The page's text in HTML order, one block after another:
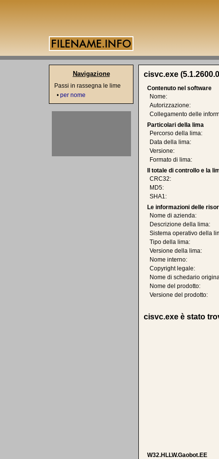
cisvc.exe
Contenuto nel software
Nome:
Autorizzazione:
Collegamento delle
Particolari della lima
Percorso della lima:
Data della lima:
Versione:
Formato di lima:
Il totale di controllo e la
CRC32:
MD5:
SHA1:
Le informazioni delle
Nome di azienda:
Descrizione della lima:
Sistema operativo della
Tipo della lima:
Versione della lima:
Nome interno:
Copyright legale:
Nome di schedario
Nome del prodotto:
Versione del prodotto:
cisvc.exe è stato
W32.HLLW.Gaobot.EE
Navigazione
Passi in rassegna le lime
• per nome